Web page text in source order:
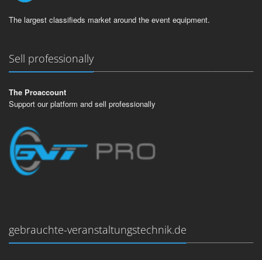
The largest classifieds market around the event equipment.
Sell professionally
The Proaccount
Support our platform and sell professionally
gebrauchte-veranstaltungstechnik.de